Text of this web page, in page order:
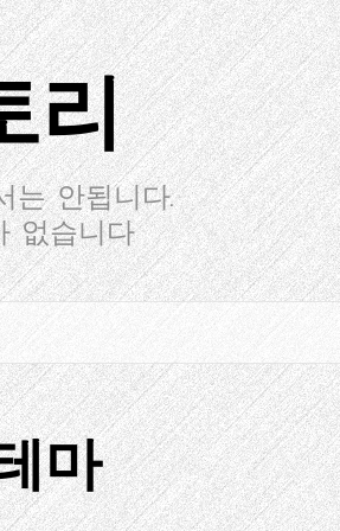
리
는 안됩니다.
없습니다
마